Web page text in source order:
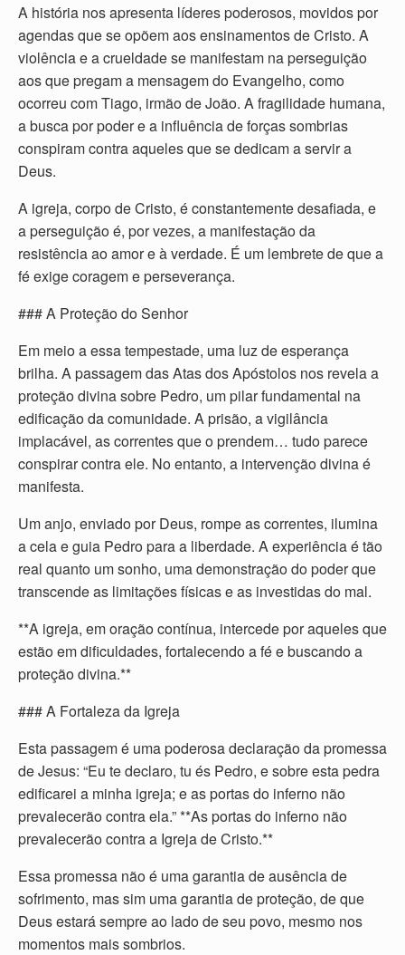
A história nos apresenta líderes poderosos, movidos por
agendas que se opõem aos ensinamentos de Cristo. A
violência e a crueldade se manifestam na perseguição
aos que pregam a mensagem do Evangelho, como
ocorreu com Tiago, irmão de João. A fragilidade humana,
a busca por poder e a influência de forças sombrias
conspiram contra aqueles que se dedicam a servir a
Deus.
A igreja, corpo de Cristo, é constantemente desafiada, e
a perseguição é, por vezes, a manifestação da
resistência ao amor e à verdade. É um lembrete de que a
fé exige coragem e perseverança.
### A Proteção do Senhor
Em meio a essa tempestade, uma luz de esperança
brilha. A passagem das Atas dos Apóstolos nos revela a
proteção divina sobre Pedro, um pilar fundamental na
edificação da comunidade. A prisão, a vigilância
implacável, as correntes que o prendem… tudo parece
conspirar contra ele. No entanto, a intervenção divina é
manifesta.
Um anjo, enviado por Deus, rompe as correntes, ilumina
a cela e guia Pedro para a liberdade. A experiência é tão
real quanto um sonho, uma demonstração do poder que
transcende as limitações físicas e as investidas do mal.
**A igreja, em oração contínua, intercede por aqueles que
estão em dificuldades, fortalecendo a fé e buscando a
proteção divina.**
### A Fortaleza da Igreja
Esta passagem é uma poderosa declaração da promessa
de Jesus: “Eu te declaro, tu és Pedro, e sobre esta pedra
edificarei a minha igreja; e as portas do inferno não
prevalecerão contra ela.” **As portas do inferno não
prevalecerão contra a Igreja de Cristo.**
Essa promessa não é uma garantia de ausência de
sofrimento, mas sim uma garantia de proteção, de que
Deus estará sempre ao lado de seu povo, mesmo nos
momentos mais sombrios.